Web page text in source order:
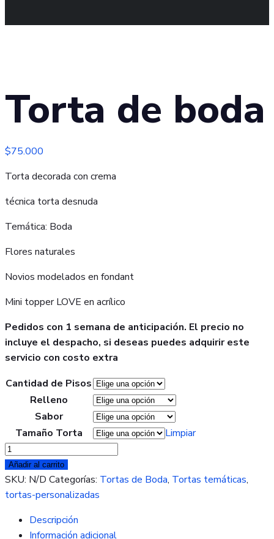
Torta de boda
$75.000
Torta decorada con crema
técnica torta desnuda
Temática: Boda
Flores naturales
Novios modelados en fondant
Mini topper LOVE en acrílico
Pedidos con 1 semana de anticipación. El precio no
incluye el despacho, si deseas puedes adquirir este
servicio con costo extra
Cantidad de Pisos
Relleno
Sabor
Tamaño Torta
Limpiar
Torta
de
boda
cantidad
Añadir al carrito
SKU: N/D Categorías: Tortas de Boda, Tortas temáticas,
tortas-personalizadas
Descripción
Información adicional